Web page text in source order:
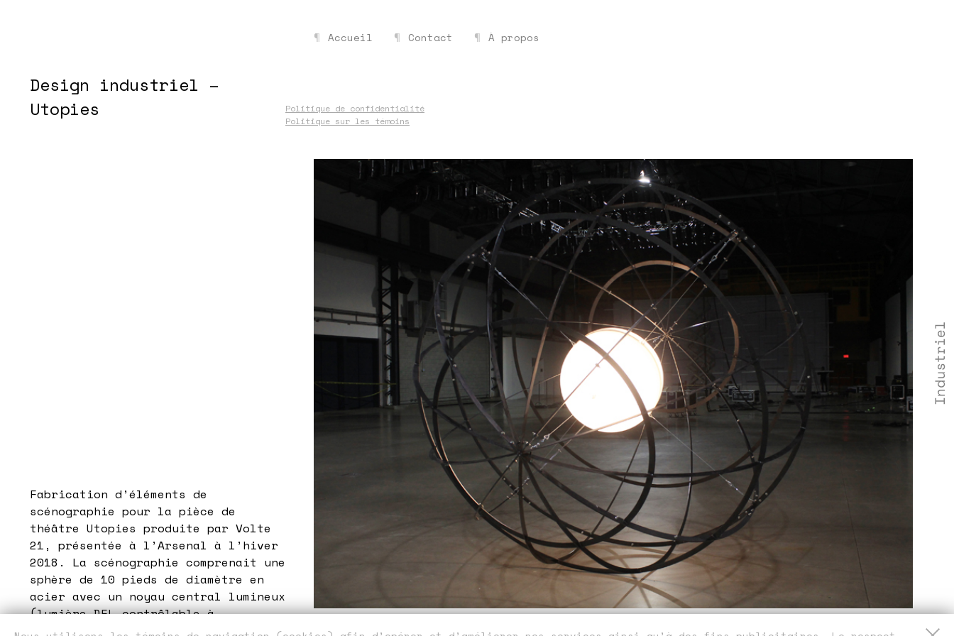
Accueil Contact À propos
Design industriel –
Utopies
Fabrication d’éléments de
scénographie pour la pièce de
théâtre Utopies produite par Volte
21, présentée à l’Arsenal à l’hiver
2018. La scénographie comprenait une
sphère de 10 pieds de diamètre en
acier avec un noyau central lumineux
(lumière DEL contrôlable à
distance), vingt tables sur roues en
Politique de confidentialité
Politique sur les témoins